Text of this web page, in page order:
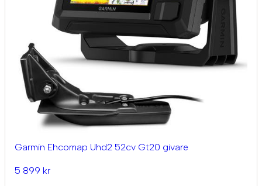
Garmin Ehcomap Uhd2 52cv Gt20 givare
5 899 kr